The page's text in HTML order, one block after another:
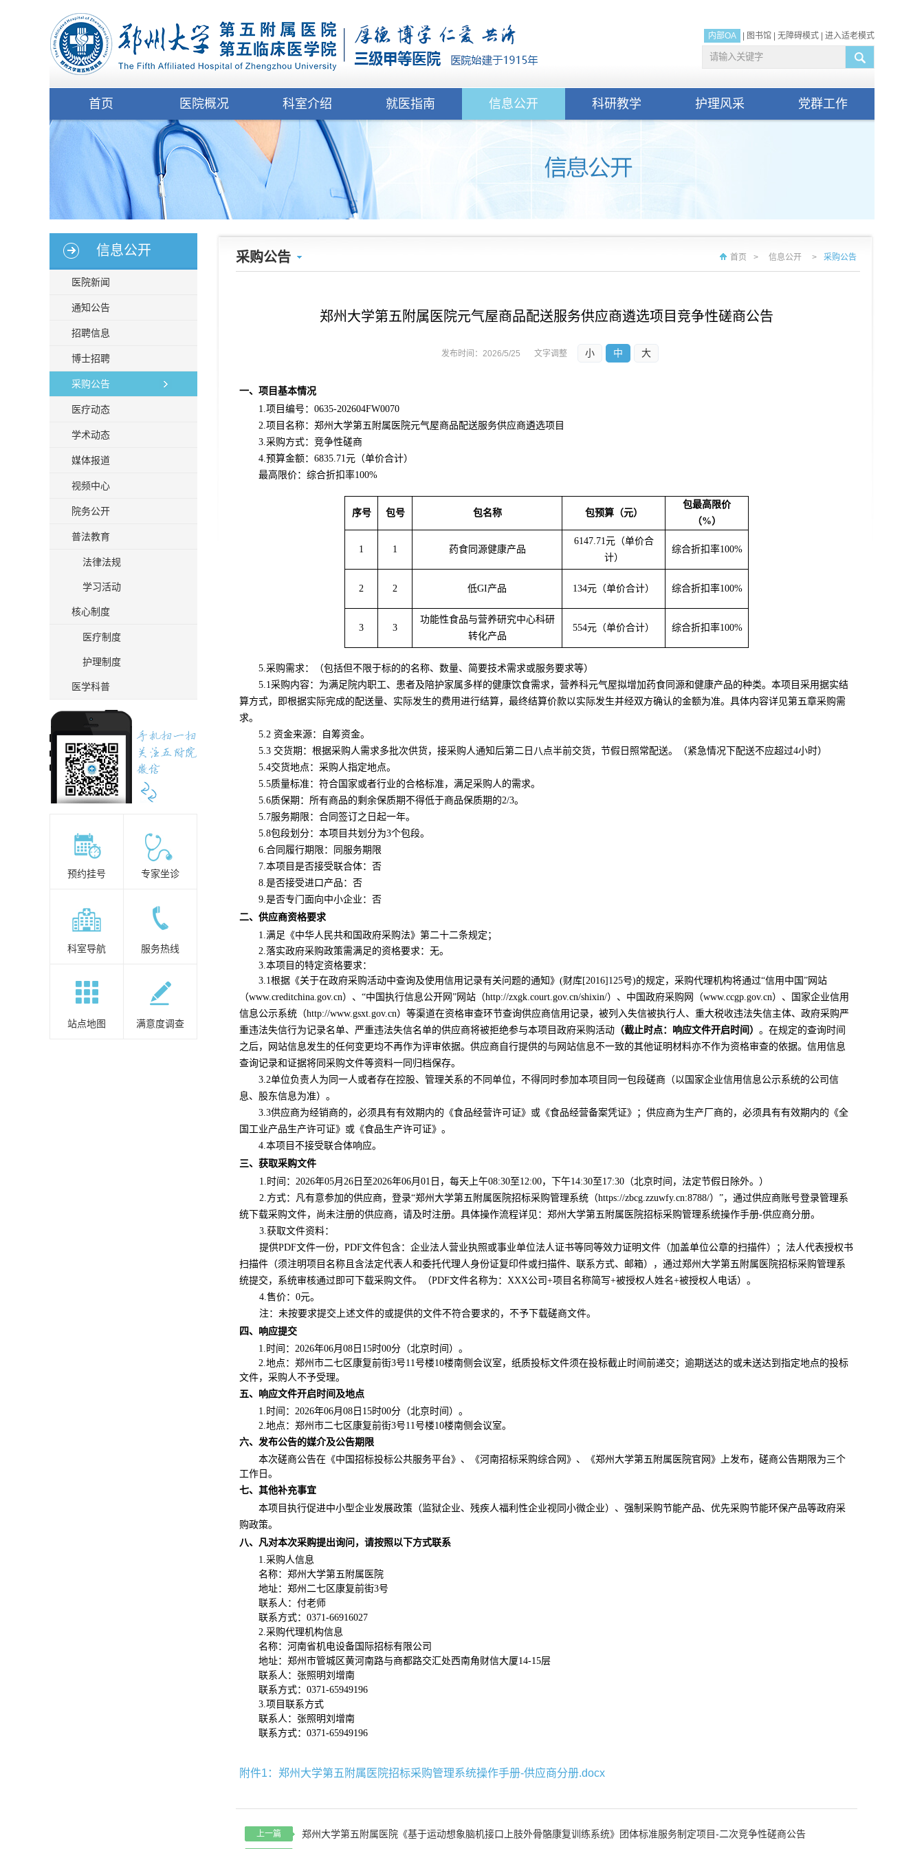
内部OA 图书馆 无障碍模式 进入适老模式
首页 医院概况 科室介绍 就医指南 信息公开 科研教学 护理风采 党群工作
信息公开
医院新闻
通知公告
招聘信息
博士招聘
采购公告
医疗动态
学术动态
媒体报道
视频中心
院务公开
普法教育
法律法规
学习活动
核心制度
医疗制度
护理制度
医学科普
预约挂号 专家坐诊
科室导航 服务热线
站点地图 满意度调查
采购公告 首页 > 信息公开 > 采购公告
郑州大学第五附属医院元气屋商品配送服务供应商遴选项目竞争性磋商公告
发布时间： 2026/5/25 文字调整 小 中 大
一、项目基本情况
1.项目编号 ： 0635-202604FW0070
2.项目名称： 郑州大学第五附属医院元气屋商品配送服务供应商遴选项目
3.采购方式： 竞争性磋商
4.预算金额 ： 6835.71元 （单价合计）
最高限价： 综合折扣率100%
序号 包号 包名称 包预算（元）
包最高限价
（%）
1 1 药食同源健康产品
6147.71元（单价合
计）
综合折扣率100%
2 2 低GI产品 134元（单价合计） 综合折扣率100%
3 3
功能性食品与营养研究中心科研
转化产品
554元（单价合计） 综合折扣率100%
5.采购需求：（包括但不限于标的的名称、数量、简要技术需求或服务要求等）
5.1采购内容：为满足院内职工、患者及陪护家属多样的健康饮食需求，营养科元气屋拟增加药食同源和健康产品的种类。 本项目采用据实结
算方式，即根据实际完成的配送量、实际发生的费用进行结算，最终结算价款以实际发生并经双方确认的金额为准。 具体内容详见第五章采购需
求。
5.2 资金来源：
自筹资金。
5.3 交货期：根据采购人需求多批次供货，接采购人通知后第二日八点半前交货， 节假日照常配送。 （紧急情况下配送不应超过4小时）
5.4交货地点：采购人指定地点。
5.5质量标准 ：符合国家或者行业的合格标准，满足采购人的需求。
5.6质保期：所有商品的剩余保质期不得低于商品保质期的2/3。
5.7服务期限： 合同签订之日起一年。
5.8包段划分：本项 目共划分为3个包段。
6.合同履行期限：
同服务期限
7.本项目是否接受联合体：否
8.是否接受进口产品：否
9.是否专门面向中小企业：否
二、 供应商资格要求
1.满足《中华人民共和国政府采购法》第二十二条规定 ；
2.落实政府采购政策需满足的资格要求：无。
3.本项目的特定资格要求：
3.1根据《关于在政府采购活动中查询及使用信用记录有关问题的通知》 (财库[2016]125号)的规定，采购代理机构将通过“信用中国”网站
（www.creditchina.gov.cn）、 “中国执行信息公开网”网站（http://zxgk.court.gov.cn/shixin/）、 中国政府采购网（www.ccgp.gov.cn）、
国家企业信用
信息公示系统（http://www.gsxt.gov.cn） 等渠道在资格审查环节查询供应商信用记录，被列入失信被执行人、重大税收违法失信主体、 政府采购严
重违法失信行为记录名单、严重违法失信名单的供应商将被拒绝参与本项目政府采购活动 （截止时点： 响应文件开启时间） 。在规定的查询时间
之后，网站信息发生的任何变更均不再作为评审依据。供应商自行提供的与网站信息不一致的其他证明材料亦不作为资格审查的依据。信用信息
查询记录和证据将同采购文件等资料一同归档保存。
3.2单位负责人为同一人或者存在控股、管理关系的不同单位，不得同时参加本项目 同一包段磋商（以国家企业信用信息公示系统的公司信
息、股东信息为准） 。
3.3供应商为经销商的，必须具有有效期内的《食品经营许可证》或《食品经营备案凭证》；供应商为生产厂商的，必须具有有效期内的《全
国工业产品生产许可证》或《食品生产许可证》。
4.本项目不接受联合体响应。
三、获取采购文件
1.时间：2026年05月 26 日至2026年06月 01 日，每天上午08:30至12:00，下午14:30至17:30（北京时间，法定节假日除外。）
2.方式：凡有意参加的供应商，登录“郑州大学第五附属医院招标采购管理系统（https://zbcg.zzuwfy.cn:8788/）”，通过供应商账号登录管理系
统下载采购文件，尚未注册的供应商，请及时注册。具体操作流程详见：郑州大学第五附属医院招标采购管理系统操作手册-供应商分册。
3.获取文件资料：
提供PDF文件一份，PDF文件包含：企业法人营业执照或事业单位法人证书等同等效力证明文件（加盖单位公章的扫描件）；法人代表授权书
扫描件（须注明项目名称且含法定代表人和委托代理人身份证复印件或扫描件、联系方式、邮箱），通过郑州大学第五附属医院招标采购管理系
统提交，系统审核通过即可下载采购文件。（PDF文件名称为：XXX公司+项目名称简写+被授权人姓名+被授权人电话）。
4.售价： 0元。
注：未按要求提交上述文件的或提供的文件不符合要求的，不予下载磋商文件。
四、响应提交
1.时间： 2026年06月08日15时00分 （北京时间）。
2.地点：郑州市二七区康复前街3号11号楼10楼南侧会议室 ，纸质投标文件须在投标截止时间前递交；逾期送达的或未送达到指定地点的投标
文件，采购人不予受理。
五、响应文件开启时间及地点
1.时间： 2026年06月08日15时00分 （北京时间）。
2.地点：郑州市二七区康复前街3号11号楼10楼南侧会议室。
六、发布公告的媒介及公告期限
本次磋商公告在《中国招标投标公共服务平台》、《河南招标采购综合网 》 、《郑州大学第五附属医院官网 》
上发布，磋商公告期限为三个
工作日 。
七、其他补充事宜
本项目执行促进中小型企业发展政策（监狱企业、残疾人福利性企业视同小微企业）、强制采购节能产品、优先采购节能环保产品等政府采
购政策。
八、 凡对本次采购提出询问，请按照以下方式联系
1.采购人信息
名称： 郑州大学第五附属医院
地址： 郑州二七区康复前街3号
联系人： 付老师
联系方式： 0371-66916027
2.采购代理机构信息
名称： 河南省机电设备国际招标有限公司
地址：郑州市管城区黄河南路与商都路交汇处西南角财信大厦14-15层
联系人：张照明刘增南
联系方式： 0371-65949196
3.项目联系方式
联系人：张照明刘增南
联系方式： 0371-65949196
附件1：郑州大学第五附属医院招标采购管理系统操作手册-供应商分册.docx
上一篇 郑州大学第五附属医院《基于运动想象脑机接口上肢外骨骼康复训练系统》团体标准服务制定项目-二次竞争性磋商公告